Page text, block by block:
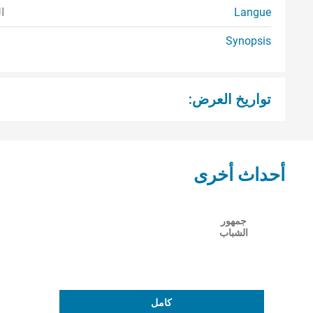
Langue
Synopsis
تواريخ العرض:
أحداث أخرى
كامل
جمهور
الشباب